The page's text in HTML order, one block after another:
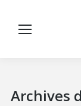
Archives
Panneau de gestion